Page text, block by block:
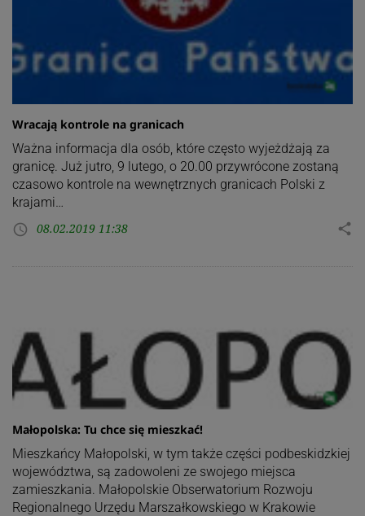
Wracają kontrole na granicach
Ważna informacja dla osób, które często wyjeżdżają za
granicę. Już jutro, 9 lutego, o 20.00 przywrócone zostaną
czasowo kontrole na wewnętrznych granicach Polski z
krajami…
access_time 08.02.2019 11:38 share
Małopolska: Tu chce się mieszkać!
Mieszkańcy Małopolski, w tym także części podbeskidzkiej
województwa, są zadowoleni ze swojego miejsca
zamieszkania. Małopolskie Obserwatorium Rozwoju
Regionalnego Urzędu Marszałkowskiego w Krakowie